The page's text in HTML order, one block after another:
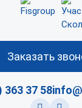
Заказать
363 37 58